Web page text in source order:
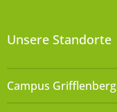
Unsere Standorte
Campus Grifflenberg